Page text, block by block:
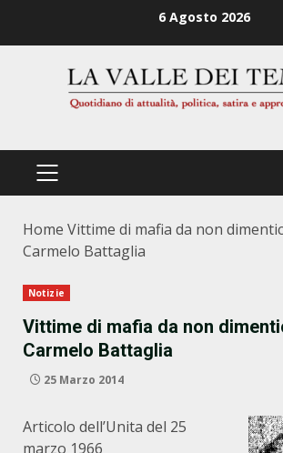
6 Agosto 2026
PRIMÄRES
Home Vittime di mafia da non
Carmelo Battaglia
Notizie
Vittime di mafia da non
Carmelo Battaglia
25 Marzo 2014
Articolo dell’Unita del 25
marzo 1966